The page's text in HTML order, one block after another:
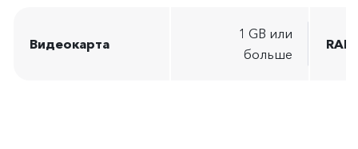
Видеокарта
1 GB или
больше
RAM